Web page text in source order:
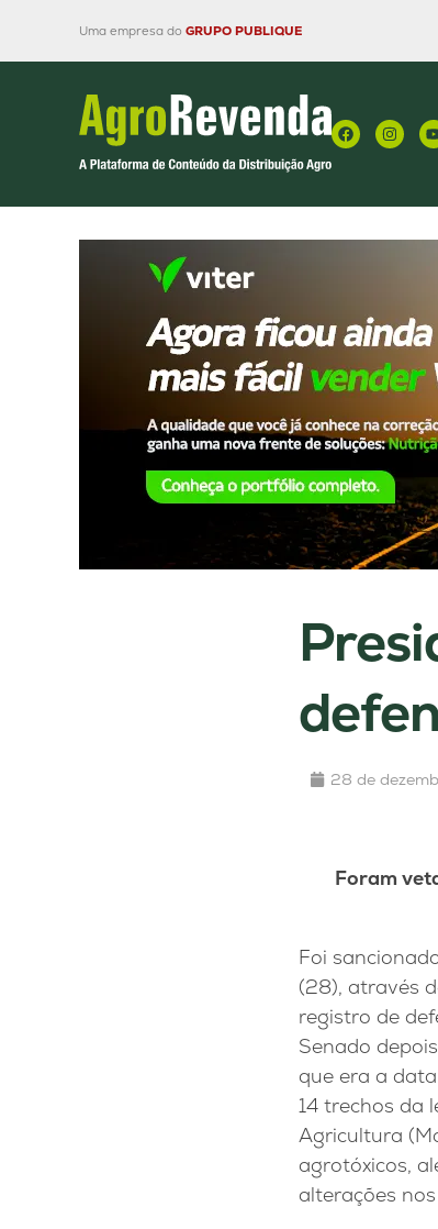
Uma empresa do GRUPO PUBLIQUE
28 de
Foram
Foi
(28), através
registro de
Senado
que era a
14 trechos da
Agricultura
agrotóxicos,
alterações